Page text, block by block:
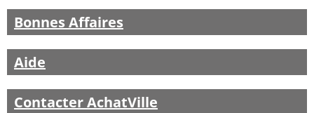
Bonnes Affaires
Aide
Contacter AchatVille